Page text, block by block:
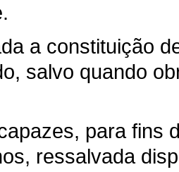
a constituição
salvo quando
para fins
ressalvada